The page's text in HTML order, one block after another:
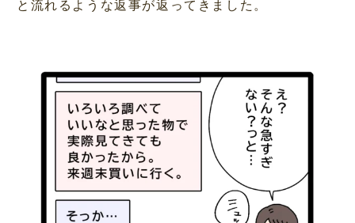
と流れるような返事が返ってきました。